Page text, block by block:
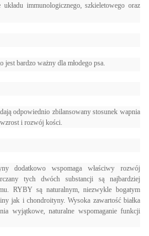
immunologicznego, szkieletowego oraz
jest bardzo ważny dla młodego psa.
odpowiednio zbilansowany stosunek wapnia
i rozwój kości.
dodatkowo wspomaga właściwy rozwój
tych dwóch substancji są najbardziej
RYBY są naturalnym, niezwykle bogatym
jak i chondroityny. Wysoka zawartość białka
wyjątkowe, naturalne wspomaganie funkcji